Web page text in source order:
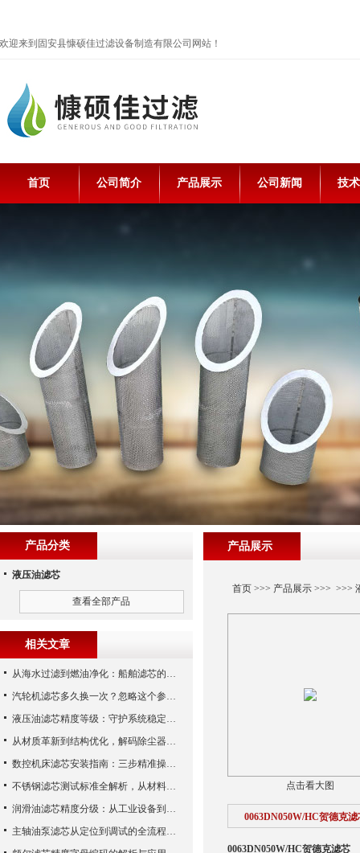
欢迎来到固安县慷硕佳过滤设备制造有限公司网站！
首页 公司简介 产品展示 公司新闻 技
产品展示
首页>>> 产品展示>>> >>>
点击看大图
0063DN050W/HC贺德克滤
0063DN050W/HC贺德克滤芯
产品分类
液压油滤芯
查看全部产品
相关文章
从海水过滤到燃油净化：船舶滤芯的多场景应用解析
汽轮机滤芯多久换一次？忽略这个参数，机组非停损失可能上百万！
液压油滤芯精度等级：守护系统稳定与寿命的“微米标尺”
从材质革新到结构优化，解码除尘器滤芯性能跃升的核心逻辑
数控机床滤芯安装指南：三步精准操作，杜绝设备“亚健康”
不锈钢滤芯测试标准全解析，从材料性能到应用场景的严苛验证
润滑油滤芯精度分级：从工业设备到精密系统的过滤密码
主轴油泵滤芯从定位到调试的全流程解析